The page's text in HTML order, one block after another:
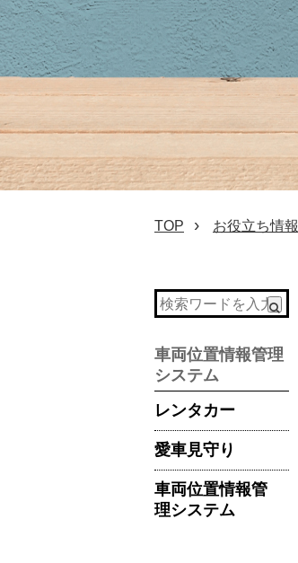
TOP お役立ち情報
車両位置情報管理
システム
レンタカー
愛車見守り
車両位置情報管
理システム